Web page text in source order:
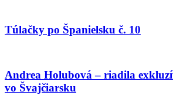
Túlačky po Španielsku č. 10
Andrea Holubová – riadila
vo Švajčiarsku